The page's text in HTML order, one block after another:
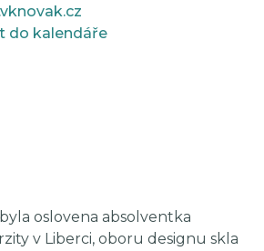
do kalendáře
oslovena absolventka
v Liberci, oboru designu skla